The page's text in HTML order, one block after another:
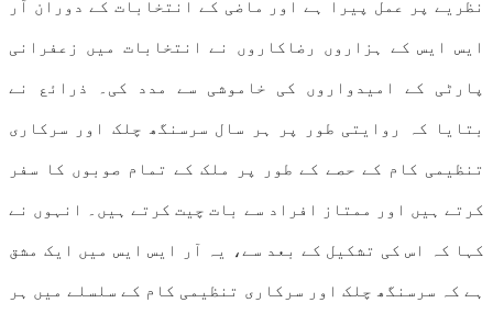
نظریے پر عمل پیرا ہے اور ماضی کے انتخابات کے دوران آر
ایس ایس کے ہزاروں رضاکاروں نے انتخابات میں زعفرانی
پارٹی کے امیدواروں کی خاموشی سے مدد کی۔ ذرائع نے
بتایا کہ روایتی طور پر ہر سال سرسنگھ چلک اور سرکاری
تنظیمی کام کے حصے کے طور پر ملک کے تمام صوبوں کا سفر
کرتے ہیں اور ممتاز افراد سے بات چیت کرتے ہیں۔ انہوں نے
کہا کہ اس کی تشکیل کے بعد سے، یہ آر ایس ایس میں ایک مشق
ہے کہ سرسنگھ چلک اور سرکاری تنظیمی کام کے سلسلے میں ہر